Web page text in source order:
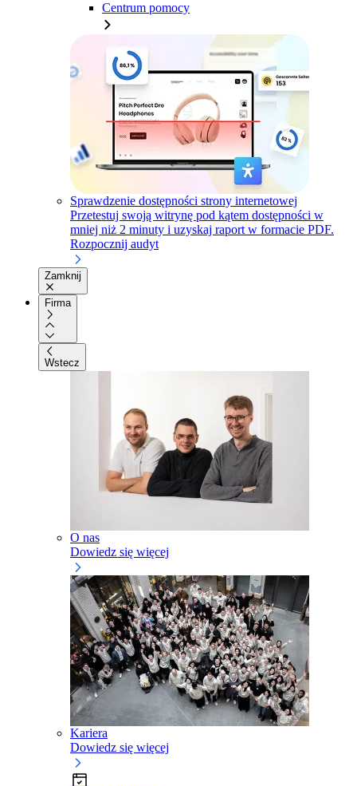
Centrum pomocy
Sprawdzenie dostępności strony internetowej
Przetestuj swoją witrynę pod kątem dostępności w
mniej niż 2 minuty i uzyskaj raport w formacie PDF.
Rozpocznij audyt
Zamknij
Firma
Wstecz
O nas
Dowiedz się więcej
Kariera
Dowiedz się więcej